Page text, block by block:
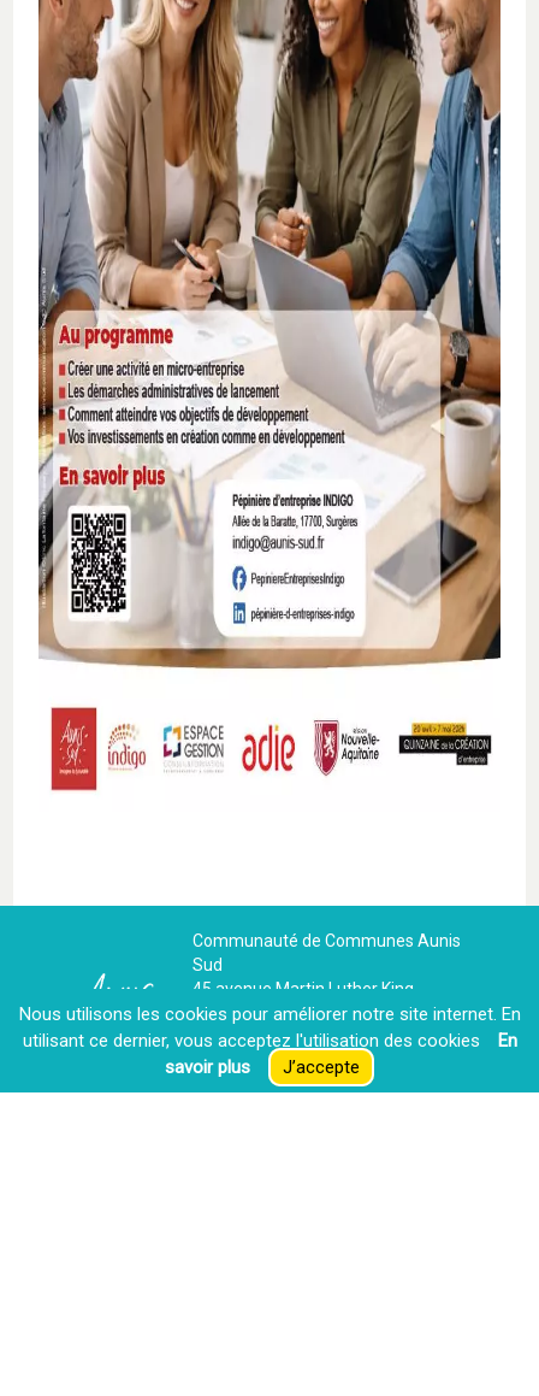
Communauté de Communes Aunis
Sud
45 avenue Martin Luther King,
17700 Surgères
Tél : +33 (0)5 46 07 22 33
Courriel : contact@aunis-sud.fr
Nous utilisons les cookies pour améliorer notre site internet. En
utilisant ce dernier, vous acceptez l′utilisation des cookies
En
savoir plus
J’accepte